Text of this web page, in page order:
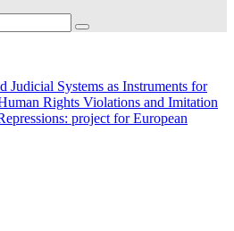
Judicial Systems as Instruments for
Rights Violations and Imitation
project for European